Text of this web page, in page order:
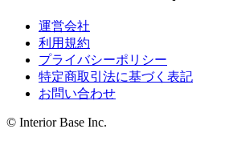
運営会社
利用規約
プライバシーポリシー
特定商取引法に基づく表記
お問い合わせ
© Interior Base Inc.